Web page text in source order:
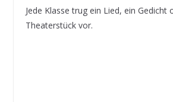
Jede Klasse trug ein Lied, ein Gedicht
Theaterstück vor.